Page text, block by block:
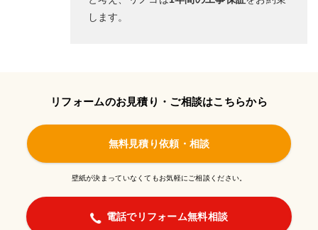
します。
リフォームのお見積り・ご相談はこちらから
無料見積り依頼・相談
壁紙が決まっていなくてもお気軽にご相談ください。
電話でリフォーム無料相談